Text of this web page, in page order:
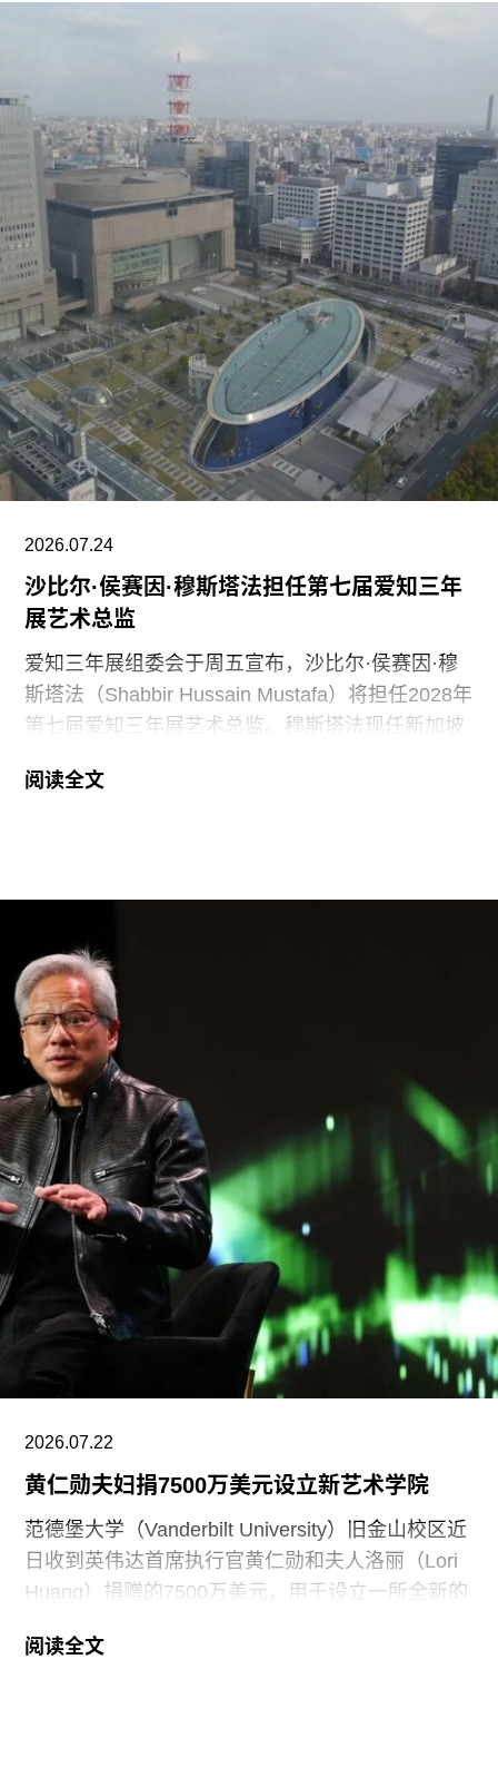
该机构由律师尚蒂·坎迪亚（Shanthi Kandiah）与
私募股权投资人布拉马尔·瓦苏德万（Brahmal
Vasudevan）共同创立，并由两人于2010年成立的
马来西亚非营利组织Creador Foundation负责运
营。
在新职位上，Yee将运用其策划现当代艺术展览的
丰富经验，负责Muara Arts的展览规划、空间布局
及整体艺术发展方向。11月1日，Muara Arts将以
群展“东南亚艺术 A-Z：一部批判性词典”（A–Z of
Southeast Asian Art: A Critical Dictionary） 正式向
公众开放。展览将汇集40余位艺术家的作品，涵盖
纺织、装置、影像、绘画、雕塑等多种创作媒介。
2026.07.24
沙比尔·侯赛因·穆斯塔法担任第七届爱知三年
展艺术总监
爱知三年展组委会于周五宣布，沙比尔·侯赛因·穆
斯塔法（Shabbir Hussain Mustafa）将担任2028年
第七届爱知三年展艺术总监。穆斯塔法现任新加坡
是其卓越的策展履历，以及能够为三年展带来崭新
间，他曾担任新加坡国家美术馆高级策展人，此后
部主管。2015年，他策划了第56届威尼斯双年展新
加坡馆。穆斯塔法还于2018年共同策划了达卡艺术
峰会，目前他正参与筹备将于2026年11月在多哈举
行的首届卡塔尔鲁拜亚四年展（Rubaiya
Qatar）。2017年至2022年，他曾担任柏林世界文
化宫（Haus der Kulturen der Welt）项目委员会成
员。自2025年起，他还担任国际现代艺术博物馆与
收藏委员会（CIMAM）理事。
上一届爱知三年展于2025年举行，主题为“灰烬与
蔷薇之间的时光”（A Time Between Ashes and
Roses），由沙迦艺术基金会主席兼创始人胡尔·卡
西米（Hoor Al Qasimi）担任艺术总监。
阅读全文
2026.07.22
黄仁勋夫妇捐7500万美元设立新艺术学院
范德堡大学（Vanderbilt University）旧金山校区近
日收到英伟达首席执行官黄仁勋和夫人洛丽（Lori
Huang）捐赠的7500万美元，用于设立一所全新的
筑与设计学院”，具体名称尚待校方批准。目前，学
阅读全文